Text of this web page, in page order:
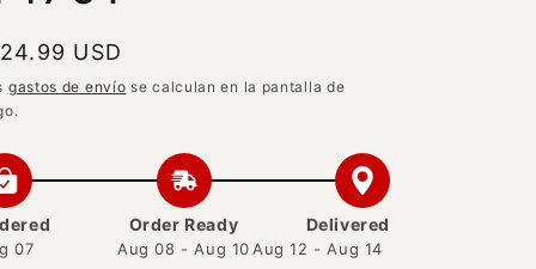
USD
gastos de envío se calculan en la pantalla de
07
Order Ready
Aug 08 - Aug 10
Delivered
Aug 12 - Aug 14